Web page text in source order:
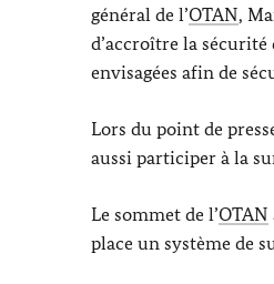
général de l’OTAN,
d’accroître la sécurité
envisagées afin de
Lors du point de
aussi participer à la
Le sommet de l’OTAN
place un système de